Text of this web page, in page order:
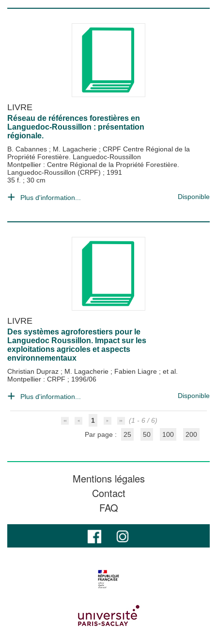
LIVRE
Réseau de références forestières en
Languedoc-Roussillon : présentation
régionale.
B. Cabannes ; M. Lagacherie ; CRPF Centre Régional de la
Propriété Forestière. Languedoc-Roussillon
Montpellier : Centre Régional de la Propriété Forestière.
Languedoc-Roussillon (CRPF) ; 1991
35 f. ; 30 cm
Plus d'information... Disponible
LIVRE
Des systèmes agroforestiers pour le
Languedoc Roussillon. Impact sur les
exploitations agricoles et aspects
environnementaux
Christian Dupraz ; M. Lagacherie ; Fabien Liagre ; et al.
Montpellier : CRPF ; 1996/06
Plus d'information... Disponible
1
(1 - 6 / 6)
Par page :
25 50 100 200
Mentions légales
Contact
FAQ